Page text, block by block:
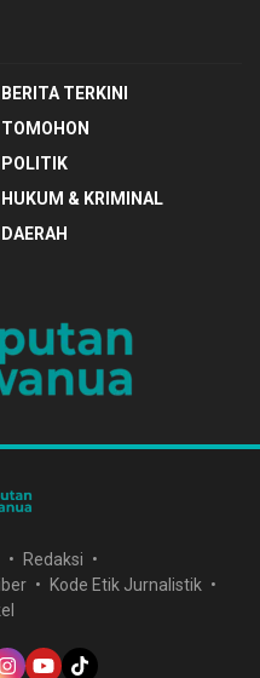
BERITA TERKINI
TOMOHON
POLITIK
HUKUM & KRIMINAL
DAERAH
Redaksi
Kode Etik Jurnalistik